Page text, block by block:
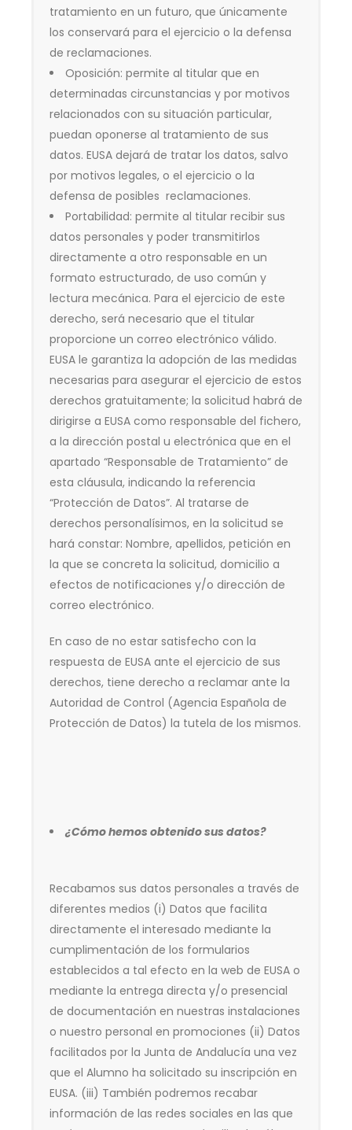
tratamiento en un futuro, que únicamente
los conservará para el ejercicio o la defensa
de reclamaciones.
Oposición: permite al titular que en
determinadas circunstancias y por motivos
relacionados con su situación particular,
puedan oponerse al tratamiento de sus
datos. EUSA dejará de tratar los datos, salvo
por motivos legales, o el ejercicio o la
defensa de posibles reclamaciones.
Portabilidad: permite al titular recibir sus
datos personales y poder transmitirlos
directamente a otro responsable en un
formato estructurado, de uso común y
lectura mecánica. Para el ejercicio de este
derecho, será necesario que el titular
proporcione un correo electrónico válido.
EUSA le garantiza la adopción de las medidas
necesarias para asegurar el ejercicio de estos
derechos gratuitamente; la solicitud habrá de
dirigirse a EUSA como responsable del fichero,
a la dirección postal u electrónica que en el
apartado “Responsable de Tratamiento” de
esta cláusula, indicando la referencia
“Protección de Datos”. Al tratarse de
derechos personalísimos, en la solicitud se
hará constar: Nombre, apellidos, petición en
la que se concreta la solicitud, domicilio a
efectos de notificaciones y/o dirección de
correo electrónico.
En caso de no estar satisfecho con la
respuesta de EUSA ante el ejercicio de sus
derechos, tiene derecho a reclamar ante la
Autoridad de Control (Agencia Española de
Protección de Datos) la tutela de los mismos.
¿Cómo hemos obtenido sus datos?
Recabamos sus datos personales a través de
diferentes medios (i) Datos que facilita
directamente el interesado mediante la
cumplimentación de los formularios
establecidos a tal efecto en la web de EUSA o
mediante la entrega directa y/o presencial
de documentación en nuestras instalaciones
o nuestro personal en promociones (ii) Datos
facilitados por la Junta de Andalucía una vez
que el Alumno ha solicitado su inscripción en
EUSA. (iii) También podremos recabar
información de las redes sociales en las que